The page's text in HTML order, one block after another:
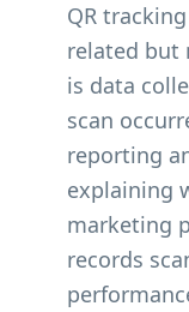
QR
related but
is data
scan
reporting
explaining
marketing
records